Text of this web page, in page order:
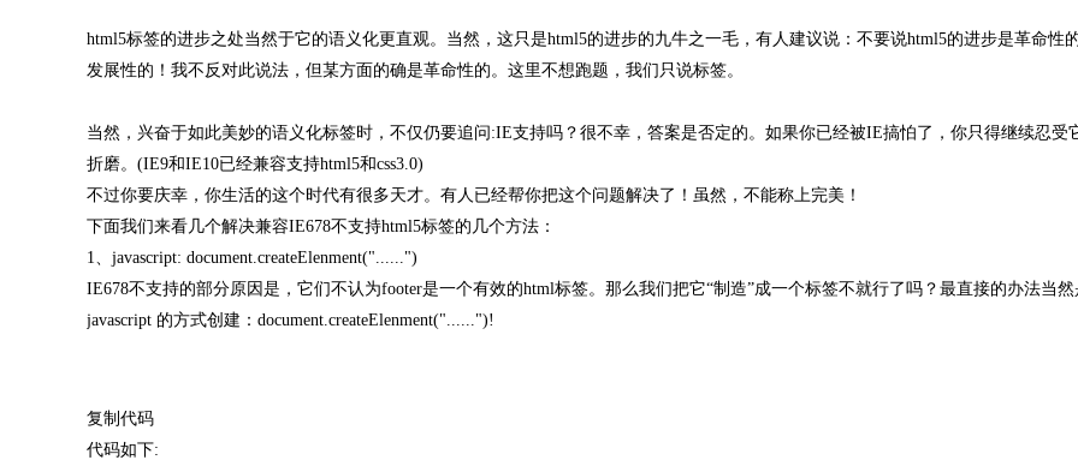
html5标签的进步之处当然于它的语义化更直观。当然，这只是html5的进步的九牛之一毛，有人建议说：不要说html5的进步是革命性
发展性的！我不反对此说法，但某方面的确是革命性的。这里不想跑题，我们只说标签。
当然，兴奋于如此美妙的语义化标签时，不仅仍要追问:IE支持吗？很不幸，答案是否定的。如果你已经被IE搞怕了，你只得继续忍受
折磨。(IE9和IE10已经兼容支持html5和css3.0)
不过你要庆幸，你生活的这个时代有很多天才。有人已经帮你把这个问题解决了！虽然，不能称上完美！
下面我们来看几个解决兼容IE678不支持html5标签的几个方法：
1、javascript: document.createElenment("......")
IE678不支持的部分原因是，它们不认为footer是一个有效的html标签。那么我们把它“制造”成一个标签不就行了吗？最直接的办法当然
javascript 的方式创建：document.createElenment("......")!
复制代码
代码如下: